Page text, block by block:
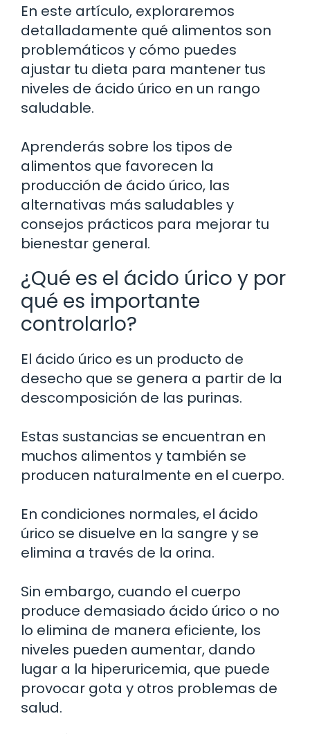
En este artículo, exploraremos
detalladamente qué alimentos son
problemáticos y cómo puedes
ajustar tu dieta para mantener tus
niveles de ácido úrico en un rango
saludable.
Aprenderás sobre los tipos de
alimentos que favorecen la
producción de ácido úrico, las
alternativas más saludables y
consejos prácticos para mejorar tu
bienestar general.
¿Qué es el ácido úrico y por
qué es importante
controlarlo?
El ácido úrico es un producto de
desecho que se genera a partir de la
descomposición de las purinas.
Estas sustancias se encuentran en
muchos alimentos y también se
producen naturalmente en el cuerpo.
En condiciones normales, el ácido
úrico se disuelve en la sangre y se
elimina a través de la orina.
Sin embargo, cuando el cuerpo
produce demasiado ácido úrico o no
lo elimina de manera eficiente, los
niveles pueden aumentar, dando
lugar a la hiperuricemia, que puede
provocar gota y otros problemas de
salud.